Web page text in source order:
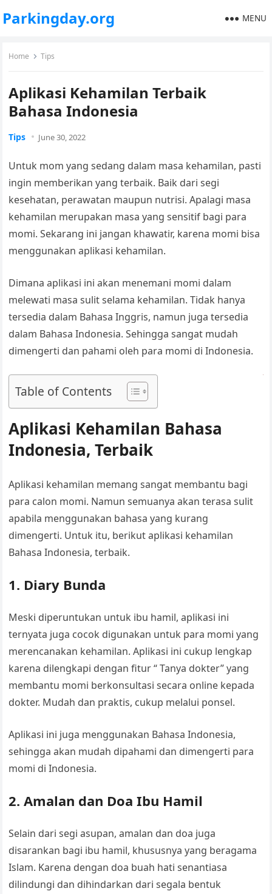
Parkingday.org MENU
Home Tips
Aplikasi Kehamilan Terbaik
Bahasa Indonesia
Tips June 30, 2022
Untuk mom yang sedang dalam masa kehamilan, pasti
ingin memberikan yang terbaik. Baik dari segi
kesehatan, perawatan maupun nutrisi. Apalagi masa
kehamilan merupakan masa yang sensitif bagi para
momi. Sekarang ini jangan khawatir, karena momi bisa
menggunakanaplikasi kehamilan.
Dimana aplikasi ini akan menemani momi dalam
melewati masa sulit selama kehamilan. Tidak hanya
tersedia dalam Bahasa Inggris, namun juga tersedia
dalam Bahasa Indonesia. Sehingga sangat mudah
dimengerti dan pahami oleh para momi di Indonesia.
Table of Contents
Aplikasi Kehamilan Bahasa
Indonesia, Terbaik
Aplikasi kehamilan memang sangat membantu bagi
para calon momi. Namun semuanya akan terasa sulit
apabila menggunakan bahasa yang kurang
dimengerti. Untuk itu, berikutaplikasi kehamilan
Bahasa Indonesia, terbaik.
1. Diary Bunda
Meski diperuntukan untuk ibu hamil, aplikasi ini
ternyata juga cocok digunakan untuk para momi yang
merencanakan kehamilan. Aplikasi ini cukup lengkap
karena dilengkapi dengan fitur “ Tanya dokter” yang
membantu momi berkonsultasi secara online kepada
dokter. Mudah dan praktis, cukup melalui ponsel.
Aplikasi ini juga menggunakan Bahasa Indonesia,
sehingga akan mudah dipahami dan dimengerti para
momi di Indonesia.
2. Amalan dan Doa Ibu Hamil
Selain dari segi asupan, amalan dan doa juga
disarankan bagi ibu hamil, khususnya yang beragama
Islam. Karena dengan doa buah hati senantiasa
dilindungi dan dihindarkan dari segala bentuk